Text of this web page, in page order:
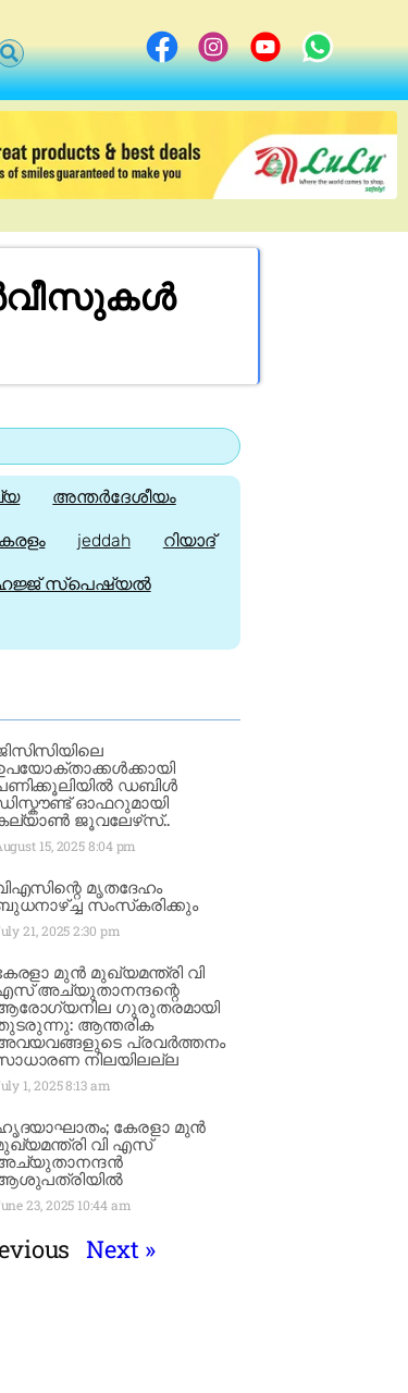
അന്തർദേശീയം
jeddah റിയാദ്
സ്പെഷ്യൽ
ഡബിൾ
ഓഫറുമായി
ജൂവലേഴ്‌സ്..
15, 20258:04 pm
മൃതദേഹം
സംസ്‌കരിക്കും
21, 20252:30 pm
മുൻ മുഖ്യമന്ത്രി വി
അച്യുതാനന്ദന്റെ
ഗുരുതരമായി
ആന്തരിക
പ്രവർത്തനം
നിലയിലല്ല
1, 20258:13 am
കേരളാ മുൻ
വി എസ്
23, 2025 10:44 am
Next »